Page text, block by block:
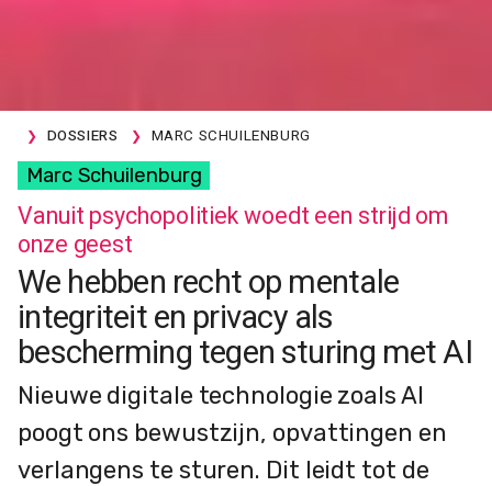
DOSSIERS MARC SCHUILENBURG
Marc Schuilenburg
Vanuit psychopolitiek woedt een strijd om
onze geest
We hebben recht op mentale
integriteit en privacy als
bescherming tegen sturing met AI
Nieuwe digitale technologie zoals AI
poogt ons bewustzijn, opvattingen en
verlangens te sturen. Dit leidt tot de